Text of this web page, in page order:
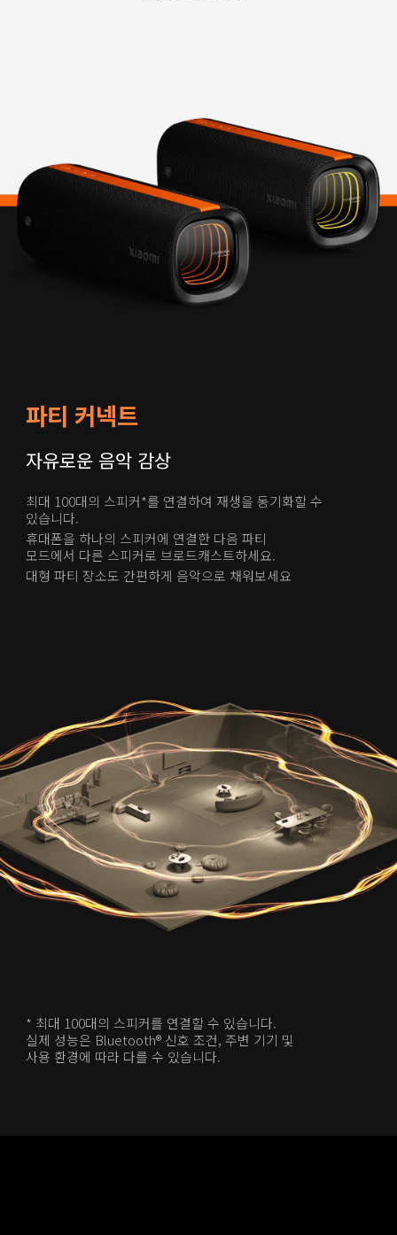
파티 커넥트
자유로운 음악 감상
최대 100대의 스피커*를 연결하여 재생을 동기화할 수
있습니다.
휴대폰을 하나의 스피커에 연결한 다음 파티
모드에서 다른 스피커로 브로드캐스트하세요.
대형 파티 장소도 간편하게 음악으로 채워보세요
* 최대 100대의 스피커를 연결할 수 있습니다.
실제 성능은 Bluetooth® 신호 조건, 주변 기기 및
사용 환경에 따라 다를 수 있습니다.